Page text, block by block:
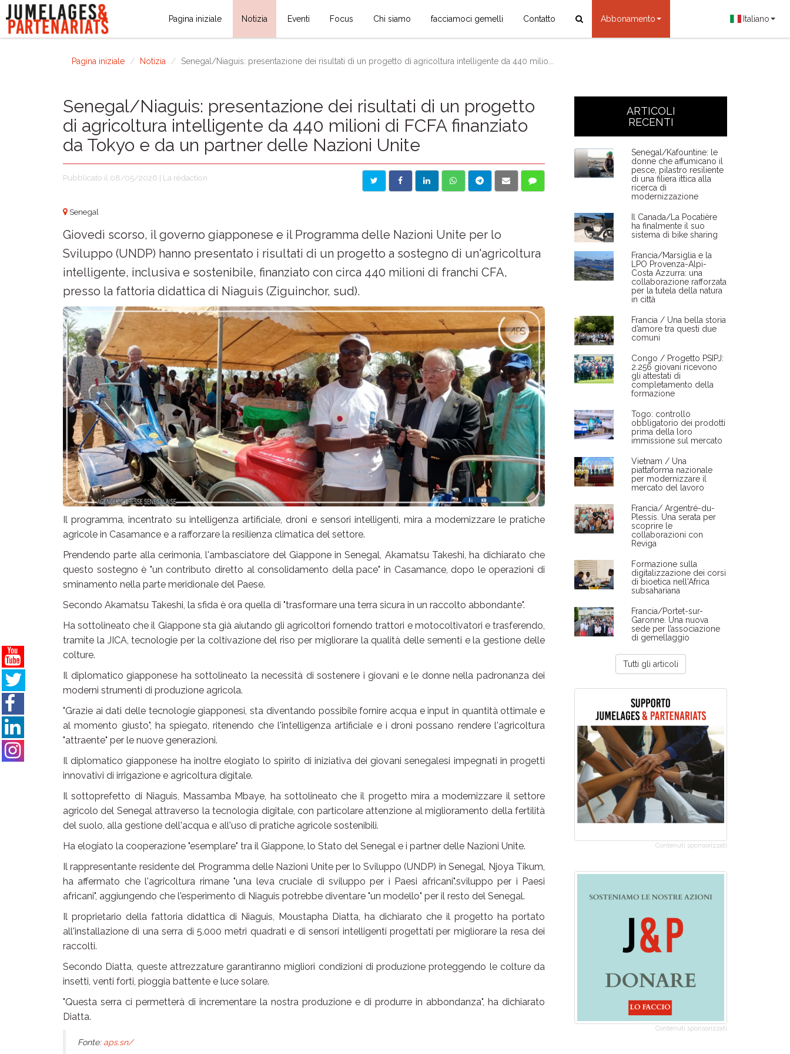
Pagina iniziale Notizia Eventi Focus Chi siamo facciamoci gemelli Contatto Abbonamento Italiano
Pagina iniziale Notizia Senegal/Niaguis: presentazione dei risultati di un progetto di agricoltura intelligente da 440 milio...
Senegal/Niaguis: presentazione dei risultati di un progetto
di agricoltura intelligente da 440 milioni di FCFA finanziato
da Tokyo e da un partner delle Nazioni Unite
Pubblicato il 08/05/2026 | La rédaction
Senegal
Giovedì scorso, il governo giapponese e il Programma delle Nazioni Unite per lo
Sviluppo (UNDP) hanno presentato i risultati di un progetto a sostegno di un'agricoltura
intelligente, inclusiva e sostenibile, finanziato con circa 440 milioni di franchi CFA,
presso la fattoria didattica di Niaguis (Ziguinchor, sud).
Il programma, incentrato su intelligenza artificiale, droni e sensori intelligenti, mira a modernizzare le pratiche
agricole in Casamance e a rafforzare la resilienza climatica del settore.
Prendendo parte alla cerimonia, l'ambasciatore del Giappone in Senegal, Akamatsu Takeshi, ha dichiarato che
questo sostegno è "un contributo diretto al consolidamento della pace" in Casamance, dopo le operazioni di
sminamento nella parte meridionale del Paese.
Secondo Akamatsu Takeshi, la sfida è ora quella di "trasformare una terra sicura in un raccolto abbondante".
Ha sottolineato che il Giappone sta già aiutando gli agricoltori fornendo trattori e motocoltivatori e trasferendo,
tramite la JICA, tecnologie per la coltivazione del riso per migliorare la qualità delle sementi e la gestione delle
colture.
Il diplomatico giapponese ha sottolineato la necessità di sostenere i giovani e le donne nella padronanza dei
moderni strumenti di produzione agricola.
"Grazie ai dati delle tecnologie giapponesi, sta diventando possibile fornire acqua e input in quantità ottimale e
al momento giusto", ha spiegato, ritenendo che l'intelligenza artificiale e i droni possano rendere l'agricoltura
"attraente" per le nuove generazioni.
Il diplomatico giapponese ha inoltre elogiato lo spirito di iniziativa dei giovani senegalesi impegnati in progetti
innovativi di irrigazione e agricoltura digitale.
Il sottoprefetto di Niaguis, Massamba Mbaye, ha sottolineato che il progetto mira a modernizzare il settore
agricolo del Senegal attraverso la tecnologia digitale, con particolare attenzione al miglioramento della fertilità
del suolo, alla gestione dell'acqua e all'uso di pratiche agricole sostenibili.
Ha elogiato la cooperazione "esemplare" tra il Giappone, lo Stato del Senegal e i partner delle Nazioni Unite.
Il rappresentante residente del Programma delle Nazioni Unite per lo Sviluppo (UNDP) in Senegal, Njoya Tikum,
ha affermato che l'agricoltura rimane "una leva cruciale di sviluppo per i Paesi africani".sviluppo per i Paesi
africani", aggiungendo che l'esperimento di Niaguis potrebbe diventare "un modello" per il resto del Senegal.
Il proprietario della fattoria didattica di Niaguis, Moustapha Diatta, ha dichiarato che il progetto ha portato
all'installazione di una serra di 5.000 metri quadrati e di sensori intelligenti progettati per migliorare la resa dei
raccolti.
Secondo Diatta, queste attrezzature garantiranno migliori condizioni di produzione proteggendo le colture da
insetti, venti forti, pioggia battente e luce solare.
"Questa serra ci permetterà di incrementare la nostra produzione e di produrre in abbondanza", ha dichiarato
Diatta.
Fonte: aps.sn/
ARTICOLI
RECENTI
Senegal/Kafountine: le
donne che affumicano il
pesce, pilastro resiliente
di una filiera ittica alla
ricerca di
modernizzazione
Il Canada/La Pocatière
ha finalmente il suo
sistema di bike sharing
Francia/Marsiglia e la
LPO Provenza-Alpi-
Costa Azzurra: una
collaborazione rafforzata
per la tutela della natura
in città
Francia / Una bella storia
d’amore tra questi due
comuni
Congo / Progetto PSIPJ:
2.256 giovani ricevono
gli attestati di
completamento della
formazione
Togo: controllo
obbligatorio dei prodotti
prima della loro
immissione sul mercato
Vietnam / Una
piattaforma nazionale
per modernizzare il
mercato del lavoro
Francia/ Argentré-du-
Plessis. Una serata per
scoprire le
collaborazioni con
Reviga
Formazione sulla
digitalizzazione dei corsi
di bioetica nell'Africa
subsahariana
Francia/Portet-sur-
Garonne. Una nuova
sede per l’associazione
di gemellaggio
Tutti gli articoli
Contenuti sponsorizzati
Contenuti sponsorizzati